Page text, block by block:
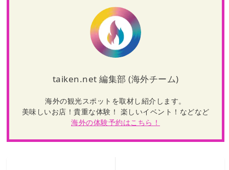
taiken.net 編集部 (海外チーム)
海外の観光スポットを取材し紹介します。
美味しいお店！貴重な体験！ 楽しいイベント！などなど
海外の体験予約はこちら！